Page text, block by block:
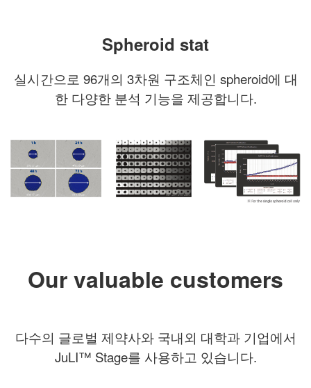
Spheroid stat
실시간으로 96개의 3차원 구조체인 spheroid에 대
한 다양한 분석 기능을 제공합니다.
Our valuable customers
다수의 글로벌 제약사와 국내외 대학과 기업에서
JuLI™ Stage를 사용하고 있습니다.